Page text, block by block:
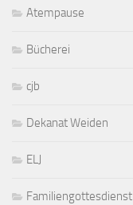
Atempause
Bücherei
cjb
Dekanat Weiden
ELJ
Familiengottesdienst